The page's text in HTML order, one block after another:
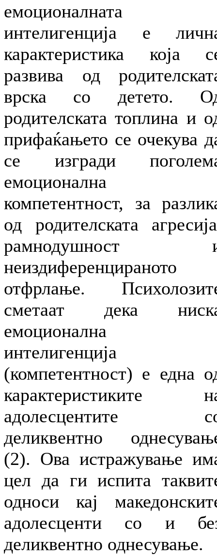
емоционалната
интелигенција е
карактеристика која
развива од
врска со детето.
родителската топлина и
прифаќањето се очекува
се изгради
емоционална
компетентност, за
од родителската
рамнодушност
неиздиференцираното
отфрлање.
сметаат дека
емоционална
интелигенција
(компетентност) е една
карактеристиките
адолесцентите
деликвентно
(2). Ова истражување
цел да ги испита
односи кај
адолесценти со и
деликвентно однесување.